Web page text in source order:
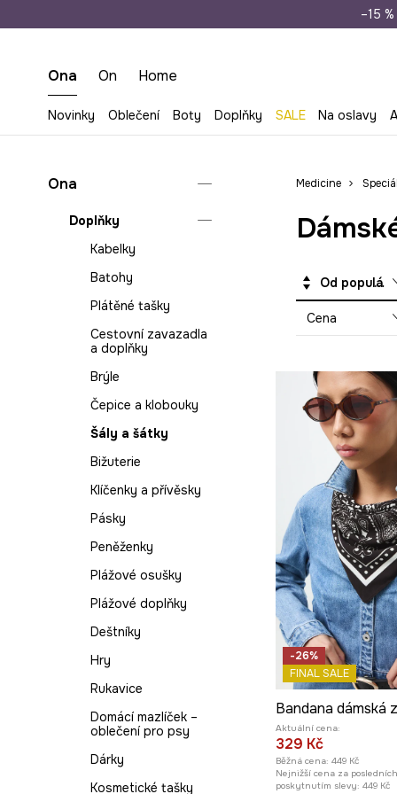
Doprava zdarma
–15
Ona On Home
Novinky Oblečení Boty Doplňky SALE Na oslavy
Ona
Doplňky
Kabelky
Batohy
Plátěné tašky
Cestovní zavazadla
a doplňky
Brýle
Čepice a klobouky
Šály a šátky
Bižuterie
Klíčenky a přívěsky
Pásky
Peněženky
Plážové osušky
Plážové doplňky
Deštníky
Hry
Rukavice
Domácí mazlíček –
oblečení pro psy
Dárky
Kosmetické tašky
Medicine
Od populárních
Cena
-26%
FINAL SALE
Aktuální cena:
329 Kč
Běžná cena: 449 Kč
Nejnižší cena za
poskytnutím slevy: 449 Kč